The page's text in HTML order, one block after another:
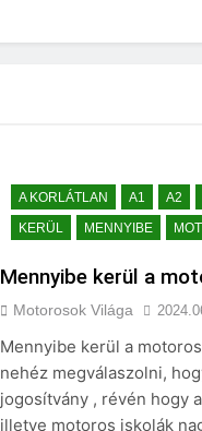
A KORLÁTLAN A1 A2
KERÜL
MENNYIBE
Mennyibe kerül a
Motorosok Világa
Mennyibe kerül a
nehéz megválaszolni,
jogosítvány , révén hogy
illetve motoros iskolák